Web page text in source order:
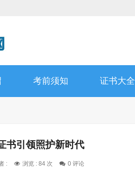
考前须知 证书大全
书引领照护新时代
: 浏览 : 84 次 0 评论